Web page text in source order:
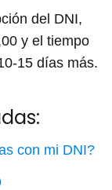
del DNI,
y el tiempo
15 días más.
con mi DNI?